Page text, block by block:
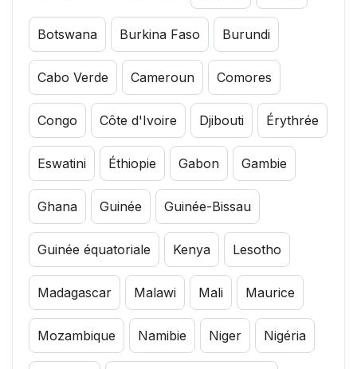
Botswana Burkina Faso Burundi
Cabo Verde Cameroun Comores
Congo Côte d'Ivoire Djibouti Érythrée
Eswatini Éthiopie Gabon Gambie
Ghana Guinée Guinée-Bissau
Guinée équatoriale Kenya Lesotho
Madagascar Malawi Mali Maurice
Mozambique Namibie Niger Nigéria